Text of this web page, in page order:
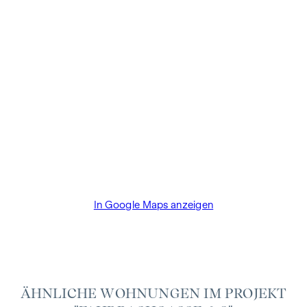
Der Vermittler ist als Doppelmakler tätig.
In Google Maps anzeigen
ÄHNLICHE WOHNUNGEN IM PROJEKT